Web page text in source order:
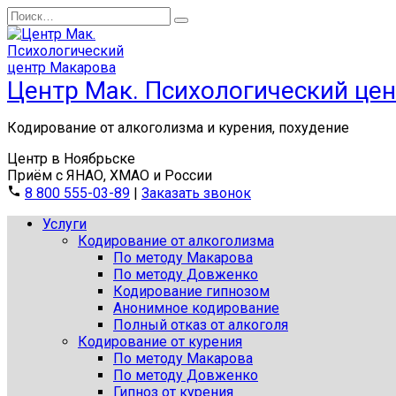
Перейти
к
содержанию
Search
for:
Центр Мак. Психологический
Кодирование от алкоголизма и курения, похудение
Центр в Ноябрьске
Приём с ЯНАО, ХМАО и России
8 800 555-03-89 | Заказать звонок
Услуги
Кодирование от алкоголизма
По методу Макарова
По методу Довженко
Кодирование гипнозом
Анонимное кодирование
Полный отказ от алкоголя
Кодирование от курения
По методу Макарова
По методу Довженко
Гипноз от курения